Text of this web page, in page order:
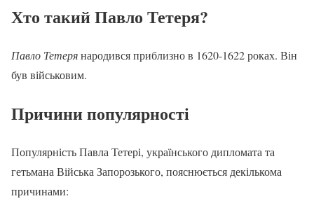
Хто такий Павло Тетеря?
Павло Тетерянародився приблизно в 1620-1622 роках. Він
був військовим.
Причини популярності
Популярність Павла Тетері, українського дипломата та
гетьмана Війська Запорозького, пояснюється декількома
причинами: